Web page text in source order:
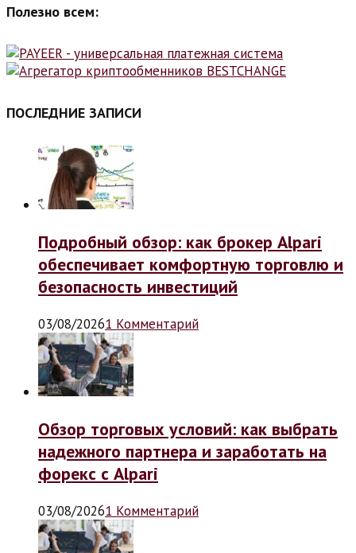
Полезно всем:
ПОСЛЕДНИЕ ЗАПИСИ
Подробный обзор: как брокер Alpari
обеспечивает комфортную торговлю и
безопасность инвестиций
03/08/20261 Комментарий
Обзор торговых условий: как выбрать
надежного партнера и заработать на
форекс с Alpari
03/08/20261 Комментарий